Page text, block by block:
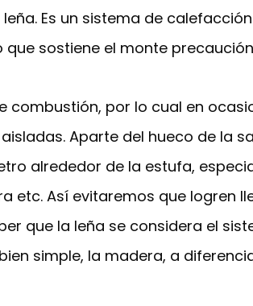
Es un sistema de
sostiene el monte
por lo cual en
Aparte del hueco de la
alrededor de la estufa,
etc. Así evitaremos que logren
que la leña se considera el
simple, la madera, a